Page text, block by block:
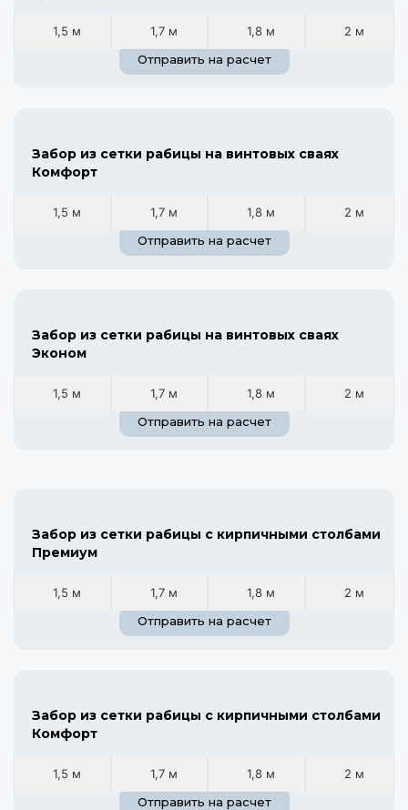
1,5 м 1,7 м 1,8 м
2 м
Отправить на расчет
Забор из сетки рабицы на винтовых сваях
Комфорт
1,5 м 1,7 м 1,8 м
2 м
Отправить на расчет
Забор из сетки рабицы на винтовых сваях
Эконом
1,5 м 1,7 м 1,8 м
2 м
Отправить на расчет
Забор из сетки рабицы с кирпичными столбами
Премиум
1,5 м 1,7 м 1,8 м
2 м
Отправить на расчет
Забор из сетки рабицы с кирпичными столбами
Комфорт
1,5 м 1,7 м 1,8 м
2 м
Отправить на расчет